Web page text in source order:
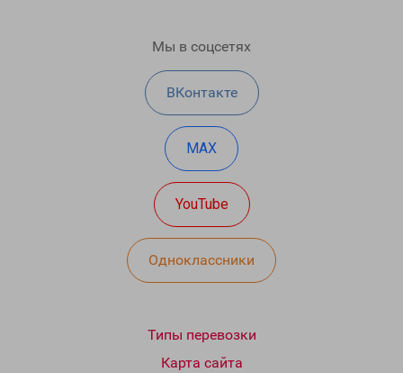
Мы в соцсетях
ВКонтакте
MAX
YouTube
Одноклассники
Типы перевозки
Карта сайта